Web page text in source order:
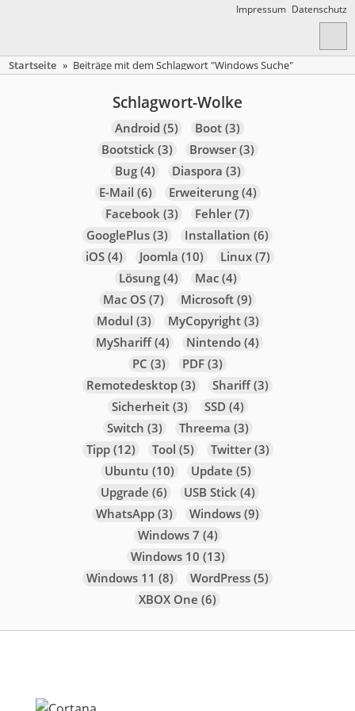
Impressum Datenschutz
Startseite » Beiträge mit dem Schlagwort "Windows Suche"
Schlagwort-Wolke
Android (5) Boot(3)
Bootstick(3) Browser(3)
Bug(4) Diaspora (3)
E-Mail (6) Erweiterung(4)
Facebook(3) Fehler(7)
GooglePlus(3) Installation (6)
iOS(4) Joomla (10) Linux(7)
Lösung(4) Mac(4)
Mac OS(7) Microsoft(9)
Modul (3) MyCopyright(3)
MyShariff(4) Nintendo(4)
PC (3) PDF(3)
Remotedesktop(3) Shariff(3)
Sicherheit(3) SSD (4)
Switch (3) Threema (3)
Tipp(12) Tool (5) Twitter(3)
Ubuntu (10) Update (5)
Upgrade (6) USB Stick(4)
WhatsApp(3) Windows(9)
Windows 7 (4)
Windows 10 (13)
Windows 11 (8) WordPress(5)
XBOX One (6)